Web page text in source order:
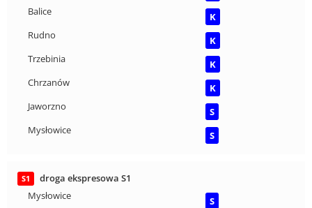
Balice
K
Rudno
K
Trzebinia
K
Chrzanów
K
Jaworzno
S
Mysłowice
S
S1
droga ekspresowa S1
Mysłowice
S